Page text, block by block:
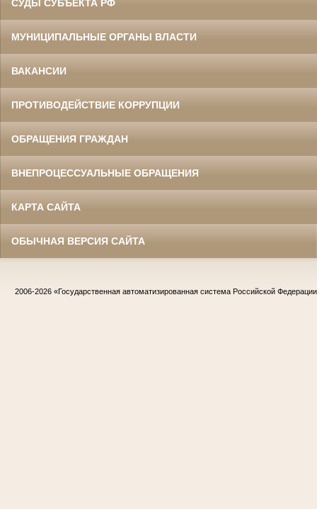
СУДЫ СУБЪЕКТА РФ
МУНИЦИПАЛЬНЫЕ ОРГАНЫ ВЛАСТИ
ВАКАНСИИ
ПРОТИВОДЕЙСТВИЕ КОРРУПЦИИ
ОБРАЩЕНИЯ ГРАЖДАН
ВНЕПРОЦЕССУАЛЬНЫЕ ОБРАЩЕНИЯ
КАРТА САЙТА
ОБЫЧНАЯ ВЕРСИЯ САЙТА
2006-2026 «Государственная автоматизированная система Российской